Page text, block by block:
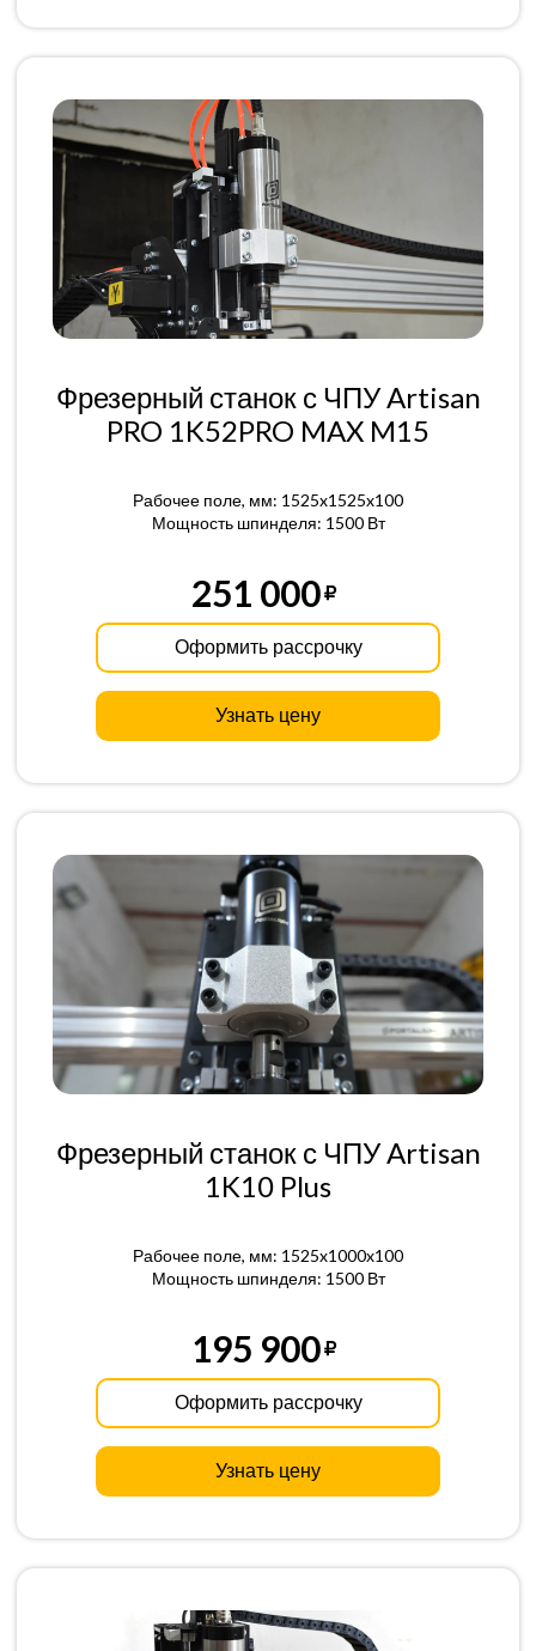
Фрезерный станок с ЧПУ Artisan
PRO 1K52PRO MAX M15
Рабочее поле, мм: 1525x1525x100
Мощность шпинделя: 1500 Вт
251 000
Оформить рассрочку
Узнать цену
Фрезерный станок с ЧПУ Artisan
1K10 Plus
Рабочее поле, мм: 1525x1000x100
Мощность шпинделя: 1500 Вт
195 900
Оформить рассрочку
Узнать цену